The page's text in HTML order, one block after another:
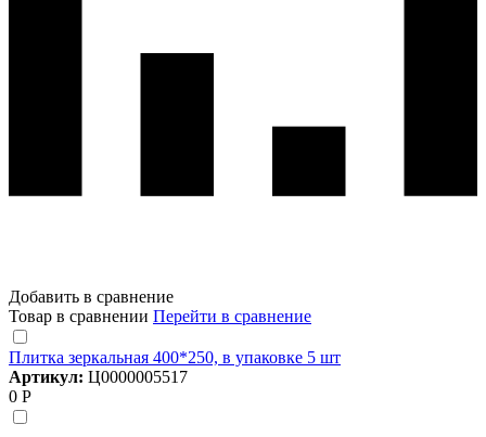
Добавить в сравнение
Товар в сравнении Перейти в сравнение
Плитка зеркальная 400*250, в упаковке 5 шт
Артикул: Ц0000005517
0 Р